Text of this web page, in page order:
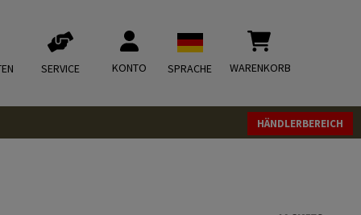
SERVICE KONTO SPRACHE WARENKORB
HÄNDLERBEREICH